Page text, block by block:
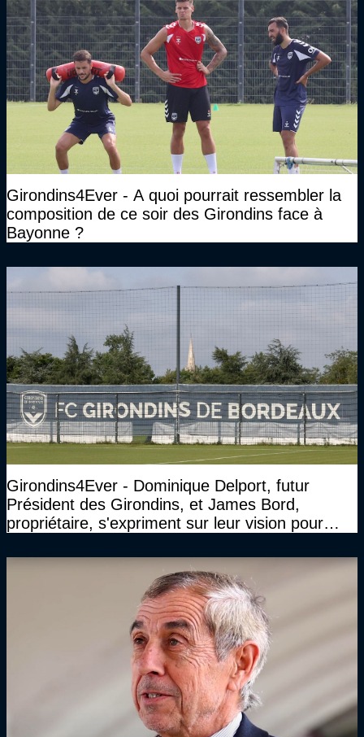
Girondins4Ever - A quoi pourrait ressembler la
composition de ce soir des Girondins face à
Bayonne ?
Girondins4Ever - Dominique Delport, futur
Président des Girondins, et James Bord,
propriétaire, s'expriment sur leur vision pour